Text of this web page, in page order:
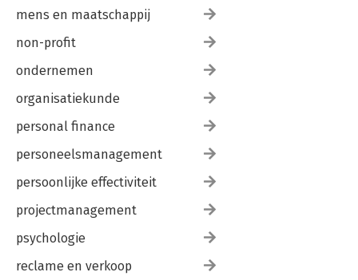
mens en maatschappij
non-profit
ondernemen
organisatiekunde
personal finance
personeelsmanagement
persoonlijke effectiviteit
projectmanagement
psychologie
reclame en verkoop